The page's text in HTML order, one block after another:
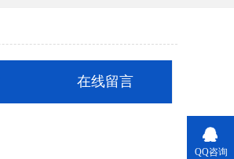
在线留言
QQ咨询